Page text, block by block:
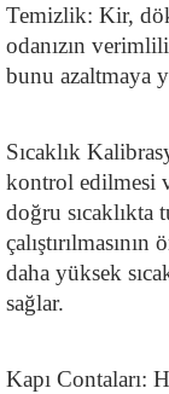
Temizlik: Kir,
odanızın
bunu azaltmaya
Sıcaklık
kontrol edilmesi
doğru sıcaklıkta
daha yüksek
sağlar.
Kapı Contaları: